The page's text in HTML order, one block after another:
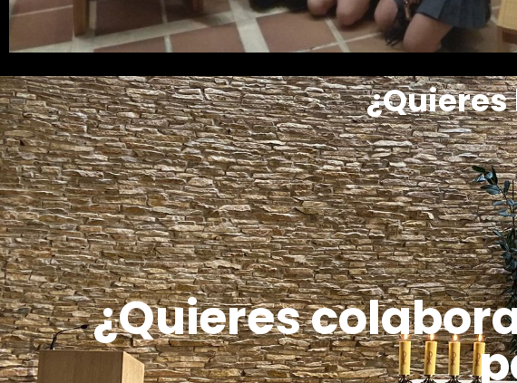
¿Quieres